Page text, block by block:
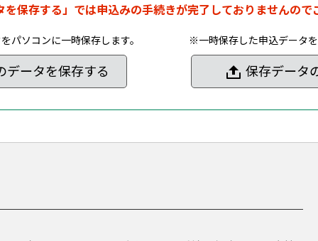
を保存する」では申込みの手続きが完了しておりませんので
パソコンに一時保存します。
データを保存する
※一時保存した申込データを
保存データ